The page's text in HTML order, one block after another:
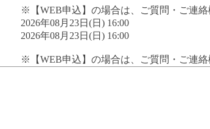
※【WEB申込】の場合は、ご質問・ご連
2026年08月23日(日) 16:00
2026年08月23日(日) 16:00
※【WEB申込】の場合は、ご質問・ご連